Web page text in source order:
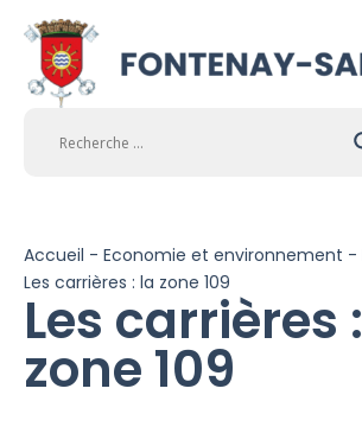
Accueil - Economie et environnement -
Les carrières : la zone 109
Les carrières
zone 109